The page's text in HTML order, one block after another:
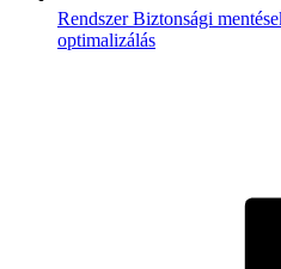
RendszerBiztonsági
optimalizálás